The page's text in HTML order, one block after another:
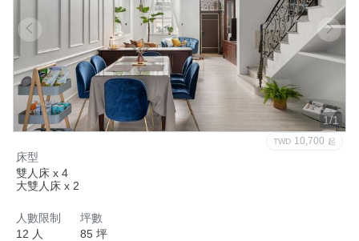
1/1
TWD 10,700 起
床型
雙人床 x 4
大雙人床 x 2
人數限制
12 人
坪數
85 坪